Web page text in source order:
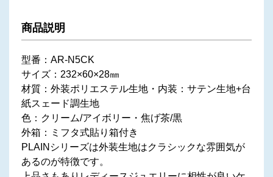
商品説明
型番：AR-N5CK
サイズ：232×60×28㎜
材質：外装ポリエステル生地・内装：サテン生地+台
紙スェード調生地
色：クリーム/アイボリー・焦げ茶/黒
外箱：ミフタ式貼り箱付き
PLAINシリーズは外装生地はクラシックな雰囲気が
あるのが特徴です。